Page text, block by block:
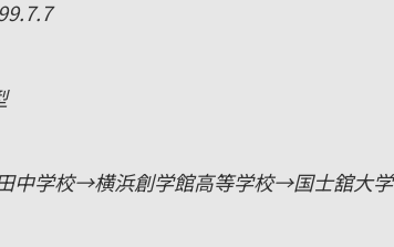
中学校→横浜創学館高等学校→国士舘大学